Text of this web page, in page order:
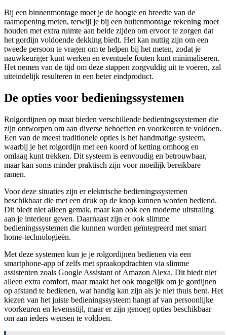
Bij een binnenmontage moet je de hoogte en breedte van de
raamopening meten, terwijl je bij een buitenmontage rekening moet
houden met extra ruimte aan beide zijden om ervoor te zorgen dat
het gordijn voldoende dekking biedt. Het kan nuttig zijn om een
tweede persoon te vragen om te helpen bij het meten, zodat je
nauwkeuriger kunt werken en eventuele fouten kunt minimaliseren.
Het nemen van de tijd om deze stappen zorgvuldig uit te voeren, zal
uiteindelijk resulteren in een beter eindproduct.
De opties voor bedieningssystemen
Rolgordijnen op maat bieden verschillende bedieningssystemen die
zijn ontworpen om aan diverse behoeften en voorkeuren te voldoen.
Een van de meest traditionele opties is het handmatige systeem,
waarbij je het rolgordijn met een koord of ketting omhoog en
omlaag kunt trekken. Dit systeem is eenvoudig en betrouwbaar,
maar kan soms minder praktisch zijn voor moeilijk bereikbare
ramen.
Voor deze situaties zijn er elektrische bedieningssystemen
beschikbaar die met een druk op de knop kunnen worden bediend.
Dit biedt niet alleen gemak, maar kan ook een moderne uitstraling
aan je interieur geven. Daarnaast zijn er ook slimme
bedieningssystemen die kunnen worden geïntegreerd met smart
home-technologieën.
Met deze systemen kun je je rolgordijnen bedienen via een
smartphone-app of zelfs met spraakopdrachten via slimme
assistenten zoals Google Assistant of Amazon Alexa. Dit biedt niet
alleen extra comfort, maar maakt het ook mogelijk om je gordijnen
op afstand te bedienen, wat handig kan zijn als je niet thuis bent. Het
kiezen van het juiste bedieningssysteem hangt af van persoonlijke
voorkeuren en levensstijl, maar er zijn genoeg opties beschikbaar
om aan ieders wensen te voldoen.